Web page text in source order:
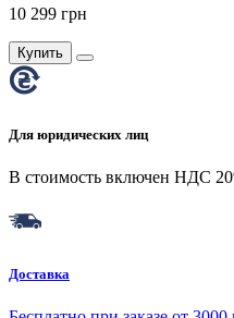
10 299 грн
Купить
Для юридических лиц
В стоимость включен НДС
Доставка